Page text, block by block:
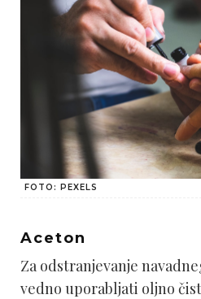
FOTO: PEXELS
Aceton
Za odstranjevanje
vedno uporabljati oljno